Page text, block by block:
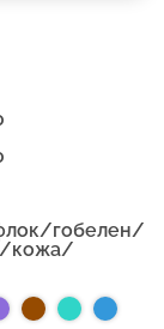
гобелен/
кожа/